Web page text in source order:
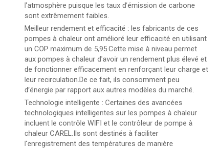
l’atmosphère puisque les taux d’émission de carbone
sont extrêmement faibles.
Meilleur rendement et efficacité : les fabricants de ces
pompes à chaleur ont amélioré leur efficacité en utilisant
un COP maximum de 5,95.Cette mise à niveau permet
aux pompes à chaleur d'avoir un rendement plus élevé et
de fonctionner efficacement en renforçant leur charge et
leur recirculation.De ce fait, ils consomment peu
d’énergie par rapport aux autres modèles du marché.
Technologie intelligente : Certaines des avancées
technologiques intelligentes sur les pompes à chaleur
incluent le contrôle WIFI et le contrôleur de pompe à
chaleur CAREL.Ils sont destinés à faciliter
l'enregistrement des températures de manière